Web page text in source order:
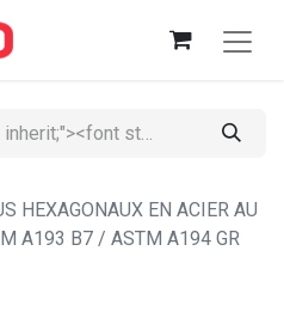
HEXAGONAUX EN ACIER AU
A193 B7 / ASTM A194 GR